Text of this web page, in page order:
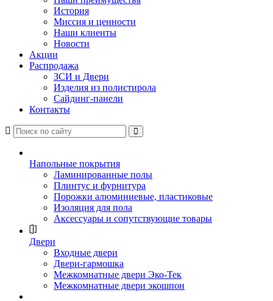
История
Миссия и ценности
Наши клиенты
Новости
Акции
Распродажа
ЗСИ и Двери
Изделия из полистирола
Сайдинг-панели
Контакты
Напольные покрытия
Ламинированные полы
Плинтус и фурнитура
Порожки алюминиевые, пластиковые
Изоляция для пола
Аксессуары и сопутствующие товары
Двери
Входные двери
Двери-гармошка
Межкомнатные двери Эко-Тек
Межкомнатные двери экошпон